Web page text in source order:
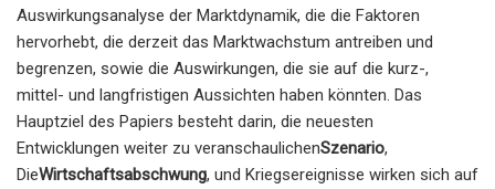
Auswirkungsanalyse der Marktdynamik, die die Faktoren
hervorhebt, die derzeit das Marktwachstum antreiben und
begrenzen, sowie die Auswirkungen, die sie auf die kurz-,
mittel- und langfristigen Aussichten haben könnten. Das
Hauptziel des Papiers besteht darin, die neuesten
Entwicklungen weiter zu veranschaulichenSzenario,
DieWirtschaftsabschwung, und Kriegsereignisse wirken sich auf